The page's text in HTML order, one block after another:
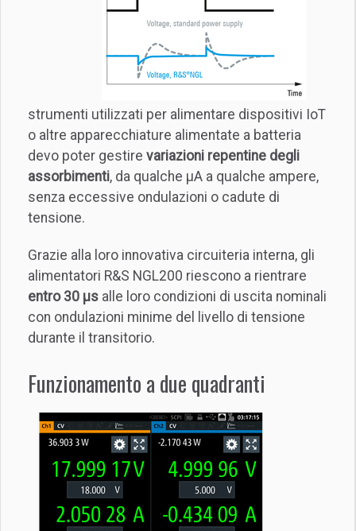
strumenti utilizzati per alimentare dispositivi IoT
o altre apparecchiature alimentate a batteria
devo poter gestire variazioni repentine degli
assorbimenti, da qualche µA a qualche ampere,
senza eccessive ondulazioni o cadute di
tensione.
Grazie alla loro innovativa circuiteria interna, gli
alimentatori R&S NGL200 riescono a rientrare
entro 30 µs alle loro condizioni di uscita nominali
con ondulazioni minime del livello di tensione
durante il transitorio.
Funzionamento a due quadranti